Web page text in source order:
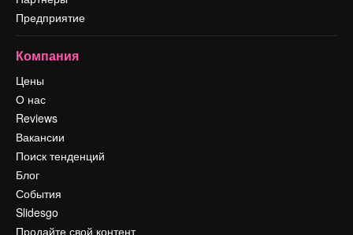
Предприятие
Компания
Цены
О нас
Reviews
Вакансии
Поиск тенденций
Блог
События
Slidesgo
Продайте свой контент